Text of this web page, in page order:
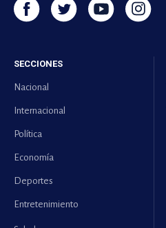
SECCIONES
Nacional
Internacional
Política
Economía
Deportes
Entretenimiento